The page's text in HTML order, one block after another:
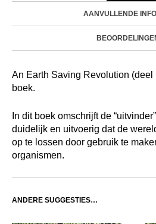
AANVULLENDE
An Earth Saving Revolution
boek.
In dit boek omschrijft de
duidelijk en uitvoerig dat de
op te lossen door gebruik te
organismen.
ANDERE SUGGESTIES…